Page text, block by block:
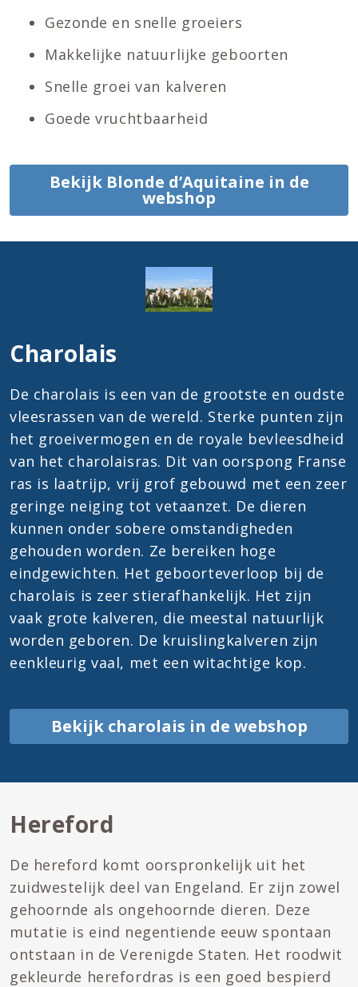
Gezonde en snelle groeiers
Makkelijke natuurlijke geboorten
Snelle groei van kalveren
Goede vruchtbaarheid
Bekijk Blonde d’Aquitaine in de
webshop
Charolais
De charolais is een van de grootste en oudste
vleesrassen van de wereld. Sterke punten zijn
het groeivermogen en de royale bevleesdheid
van het charolaisras. Dit van oorspong Franse
ras is laatrijp, vrij grof gebouwd met een zeer
geringe neiging tot vetaanzet. De dieren
kunnen onder sobere omstandigheden
gehouden worden. Ze bereiken hoge
eindgewichten. Het geboorteverloop bij de
charolais is zeer stierafhankelijk. Het zijn
vaak grote kalveren, die meestal natuurlijk
worden geboren. De kruislingkalveren zijn
eenkleurig vaal, met een witachtige kop.
Bekijk charolais in de webshop
Hereford
De hereford komt oorspronkelijk uit het
zuidwestelijk deel van Engeland. Er zijn zowel
gehoornde als ongehoornde dieren. Deze
mutatie is eind negentiende eeuw spontaan
ontstaan in de Verenigde Staten. Het roodwit
gekleurde herefordras is een goed bespierd